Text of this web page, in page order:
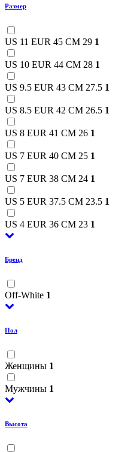
Размер
US 11 EUR 45 CM 29 1
US 10 EUR 44 CM 28 1
US 9.5 EUR 43 CM 27.5 1
US 8.5 EUR 42 CM 26.5 1
US 8 EUR 41 CM 26 1
US 7 EUR 40 CM 25 1
US 7 EUR 38 CM 24 1
US 5 EUR 37.5 CM 23.5 1
US 4 EUR 36 CM 23 1
Бренд
Off-White 1
Пол
Женщины 1
Мужчины 1
Высота